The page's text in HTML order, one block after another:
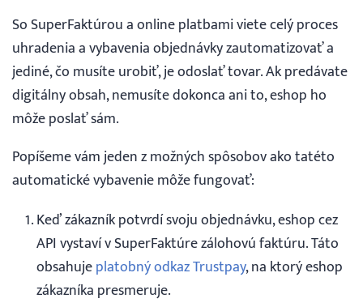
Blog
Vyhľadávanie
Slovenčina
English
30 DNÍ ZADARMO
So SuperFaktúrou a online platbami viete celý proces
uhradenia a vybavenia objednávky zautomatizovať a
jediné, čo musíte urobiť, je odoslať tovar. Ak predávate
digitálny obsah, nemusíte dokonca ani to, eshop ho
môže poslať sám.
Popíšeme vám jeden z možných spôsobov ako tatéto
automatické vybavenie môže fungovať:
Keď zákazník potvrdí svoju objednávku, eshop cez
API vystaví v SuperFaktúre zálohovú faktúru. Táto
obsahujeplatobný odkaz Trustpay, na ktorý eshop
zákazníka presmeruje.